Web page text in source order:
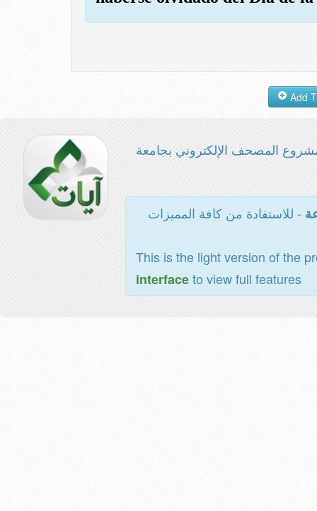
المصحف الإلكتروني بجامعة
- للاستفادة من كافة المميزات
This is the light version of the
interfaceto view full features